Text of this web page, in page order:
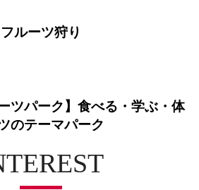
フルーツ狩り
ツパーク】食べる・学ぶ・体
のテーマパーク